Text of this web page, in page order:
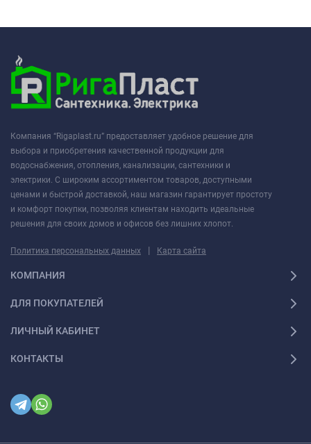
Компания “Rigaplast.ru” предоставляет удобное решение для
выбора и приобретения качественной продукции для
водоснабжения, отопления, канализации, сантехники и
электрики. С широким ассортиментом товаров, доступными
ценами и быстрой доставкой, наш магазин гарантирует простоту
и комфорт покупки, позволяя клиентам находить идеальные
решения для своих домов и офисов без лишних хлопот.
Политика персональных данных | Карта сайта
КОМПАНИЯ
ДЛЯ ПОКУПАТЕЛЕЙ
ЛИЧНЫЙ КАБИНЕТ
КОНТАКТЫ